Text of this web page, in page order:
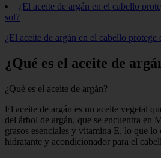
¿El aceite de argán en el cabello
sol?
¿El aceite de argán en el cabello protege
¿Qué es el aceite de
¿Qué es el aceite de argán?
El aceite de argán es un aceite vegetal
del árbol de argán, que se encuentra en
grasos esenciales y vitamina E, lo que
hidratante y acondicionador para el